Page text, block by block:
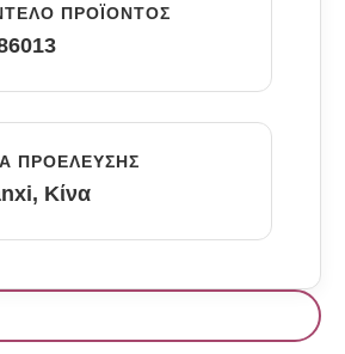
ΠΡΟΪΌΝΤΟΣ
ΠΡΟΈΛΕΥΣΗΣ
Κίνα